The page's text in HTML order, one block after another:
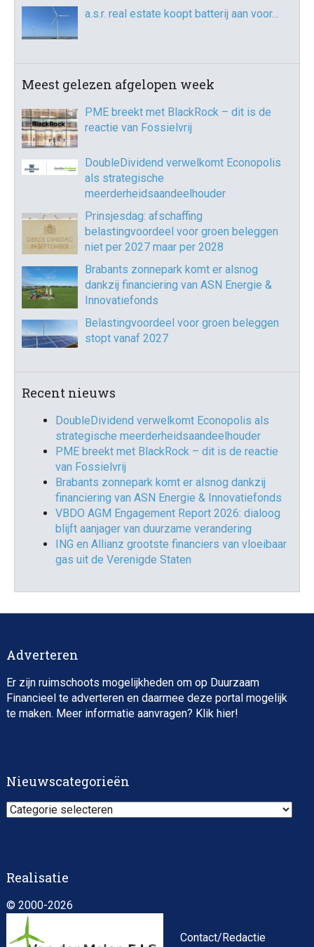
a.s.r. real estate koopt batterij aan voor…
Meest gelezen afgelopen week
PME breekt met BlackRock – dit is de
reactie van Fossielvrij
DoubleDividend verwelkomt Econopolis
als strategische
meerderheidsaandeelhouder
Prinsjesdag: afschaffing
belastingvoordeel voor groen beleggen
niet per 2027 maar per 2028
Brabants zonnepark komt er alsnog
dankzij financiering van ASN Energie &
Innovatiefonds
Belastingvoordeel voor groen beleggen
stopt vanaf 2027
Recent nieuws
DoubleDividend verwelkomt Econopolis als
strategische meerderheidsaandeelhouder
PME breekt met BlackRock – dit is de reactie
van Fossielvrij
Brabants zonnepark komt er alsnog dankzij
financiering van ASN Energie & Innovatiefonds
VBDO AGM Engagement Report 2026: dialoog
blijft aanjager van duurzame verandering
ING en Allianz grootste financiers van vloeibaar
gas uit de Verenigde Staten
Adverteren
Er zijn ruimschoots mogelijkheden om op Duurzaam
Financieel te adverteren en daarmee deze portal mogelijk
te maken. Meer informatie aanvragen? Klik hier!
Nieuwscategorieën
Nieuwscategorieën
Realisatie
© 2000-2026
Contact/Redactie